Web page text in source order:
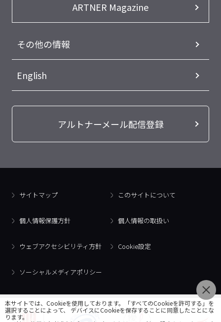
ARTNER Magazine
その他の情報
English
アルトナーメール配信登録
サイトマップ このサイトについて
個人情報保護方針 個人情報の取扱い
ウェブアクセシビリティ方針 Cookie設定
ソーシャルメディアポリシー
本サイトでは、Cookieを使用しております。「すべてのCookieを許可する」を
選択することによって、 デバイスにCookieを保存することに同意したことにな
ります。